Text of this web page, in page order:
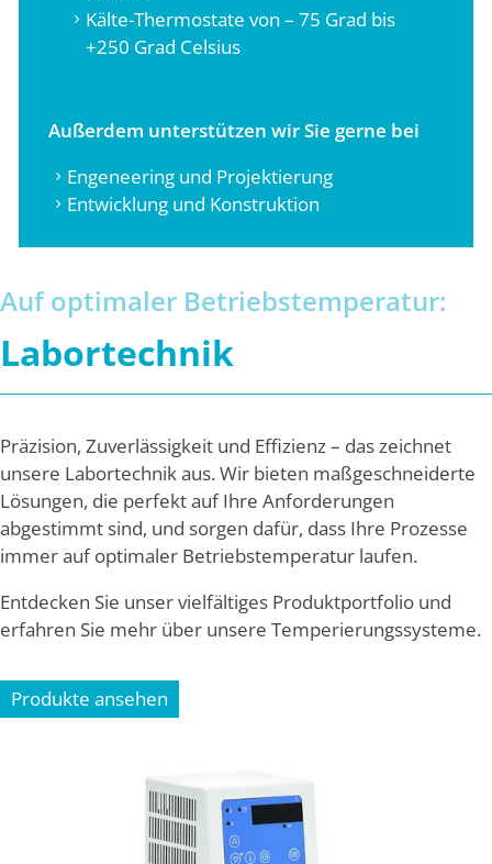
Kälte-Thermostate von – 75 Grad bis
+250 Grad Celsius
Außerdem unterstützen wir Sie gerne bei
Engeneering und Projektierung
Entwicklung und Konstruktion
Auf optimaler Betriebstemperatur:
Labortechnik
Präzision, Zuverlässigkeit und Effizienz – das zeichnet
unsere Labortechnik aus. Wir bieten maßgeschneiderte
Lösungen, die perfekt auf Ihre Anforderungen
abgestimmt sind, und sorgen dafür, dass Ihre Prozesse
immer auf optimaler Betriebstemperatur laufen.
Entdecken Sie unser vielfältiges Produktportfolio und
erfahren Sie mehr über unsere Temperierungssysteme.
Produkte ansehen